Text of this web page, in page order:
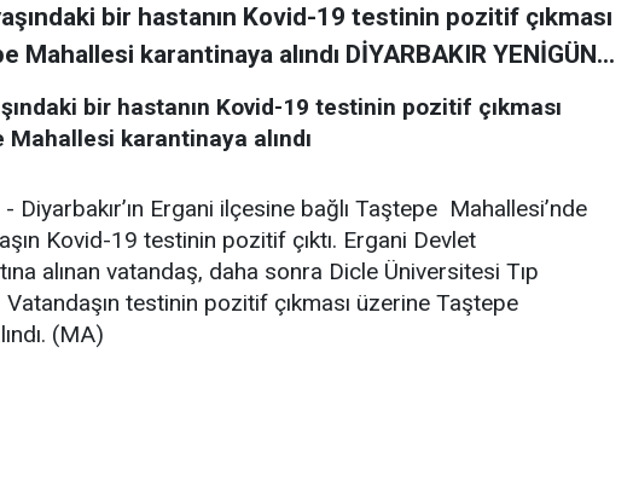
bir hastanın Kovid-19 testinin pozitif çıkması
Mahallesi karantinaya alındı DİYARBAKIR YENİGÜN...
bir hastanın Kovid-19 testinin pozitif çıkması
karantinaya alındı
- Diyarbakır’ın Ergani ilçesine bağlı Taştepe Mahallesi’nde
Kovid-19 testinin pozitif çıktı. Ergani Devlet
alınan vatandaş, daha sonra Dicle Üniversitesi Tıp
Vatandaşın testinin pozitif çıkması üzerine Taştepe
(MA)